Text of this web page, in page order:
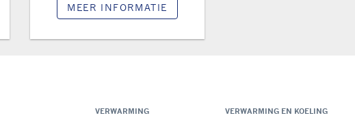
MEER INFORMATIE
VERWARMING VERWARMING EN KOELING